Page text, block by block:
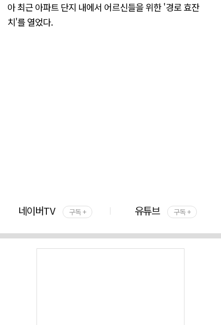
아 최근 아파트 단지 내에서 어르신들을 위한 '경로 효잔
치'를 열었다.
네이버TV 구독 + 유튜브 구독 +